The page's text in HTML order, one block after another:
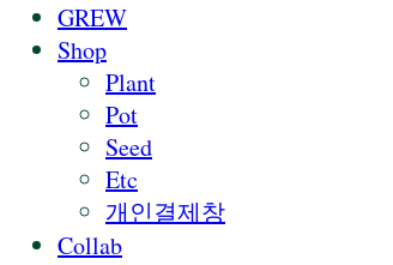
GREW
Shop
Plant
Pot
Seed
Etc
개인결제창
Collab